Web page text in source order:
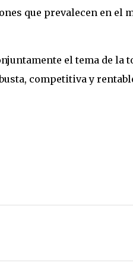
que prevalecen en el
el tema de
competitiva y